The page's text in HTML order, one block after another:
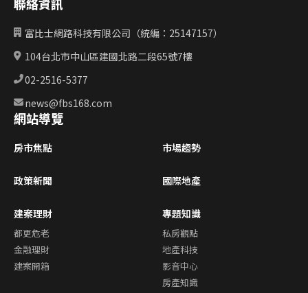
富比士網路科技有限公司（統編：25147157）
104台北市中山區建國北路二段65號7樓
02-2516-5377
news@fbs168.com
網站導覽
房市焦點 市場趨勢
政策新聞 國際地產
建案理財
都更危老
金融理財
建案開箱
專題知識
私房觀點
地產科技
影音中心
房產知識